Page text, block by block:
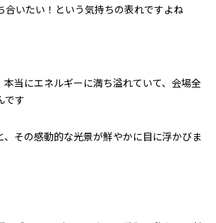
合いたい！という気持ちの表れですよね
本当にエネルギーに満ち溢れていて、会場全
です
、その感動的な光景が鮮やかに目に浮かびま